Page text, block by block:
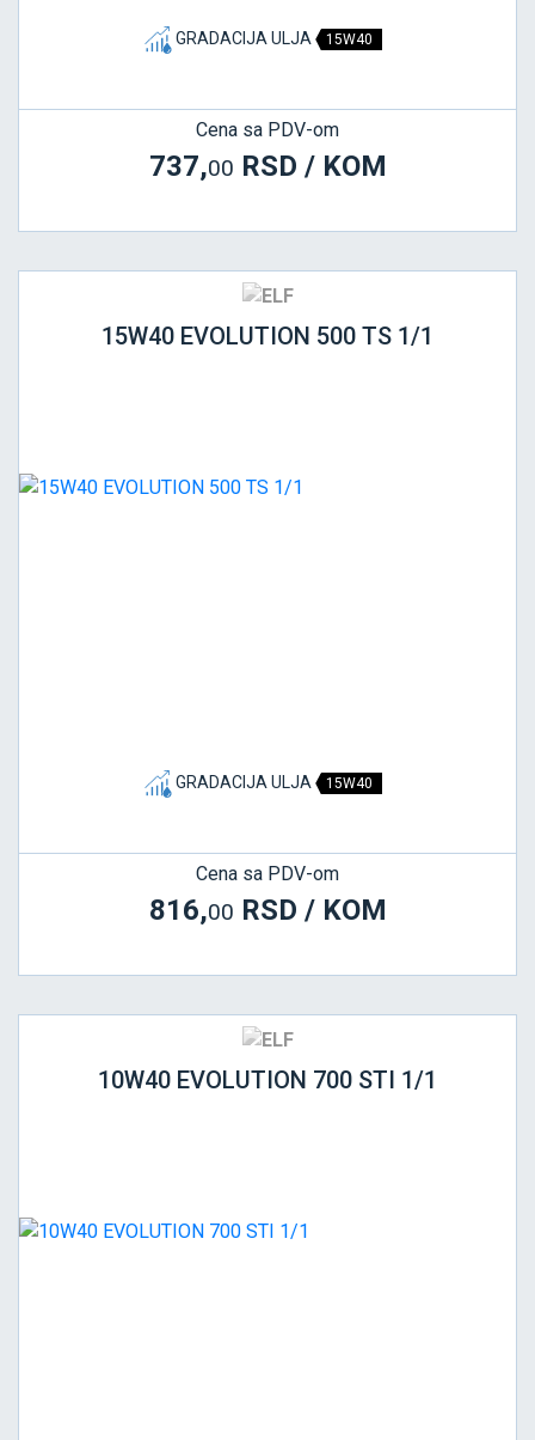
GRADACIJA ULJA 15W40
Cena sa PDV-om
737,00 RSD / KOM
15W40 EVOLUTION 500 TS 1/1
GRADACIJA ULJA 15W40
Cena sa PDV-om
816,00 RSD / KOM
10W40 EVOLUTION 700 STI 1/1